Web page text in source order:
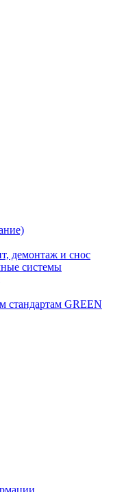
демонтаж и снос
системы
стандартам GREEN